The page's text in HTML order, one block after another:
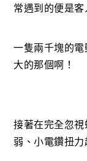
常遇到的便是
一隻兩千塊的
大的那個啊！
接著在完全忽
弱、小電鑽扭力